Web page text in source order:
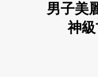
男子美
神